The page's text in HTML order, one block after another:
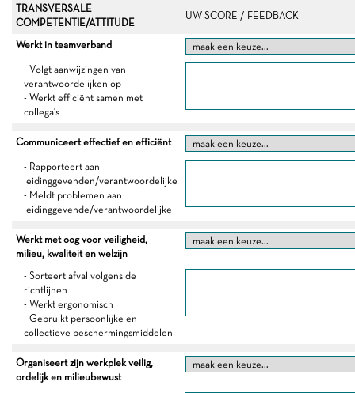
TRANSVERSALE
COMPETENTIE/ATTITUDE
UW SCORE / FEEDBACK
Werkt in teamverband
- Volgt aanwijzingen van
verantwoordelijken op
- Werkt efficiënt samen met
collega's
Communiceert effectief en efficiënt
- Rapporteert aan
leidinggevenden/verantwoordelijke
- Meldt problemen aan
leidinggevende/verantwoordelijke
Werkt met oog voor veiligheid,
milieu, kwaliteit en welzijn
- Sorteert afval volgens de
richtlijnen
- Werkt ergonomisch
- Gebruikt persoonlijke en
collectieve beschermingsmiddelen
Organiseert zijn werkplek veilig,
ordelijk en milieubewust